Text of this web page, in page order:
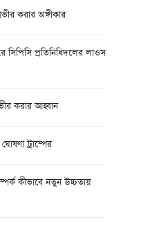
করার অঙ্গীকার
সিপিসি প্রতিনিধিদলের লাওস
করার আহ্বান
ট্রাম্পের
কীভাবে নতুন উচ্চতায়